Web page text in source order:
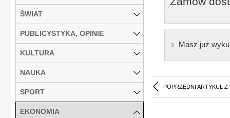
Masz już
POPRZEDNI ARTYKUŁ Z
ŚWIAT
PUBLICYSTYKA, OPINIE
KULTURA
NAUKA
SPORT
EKONOMIA